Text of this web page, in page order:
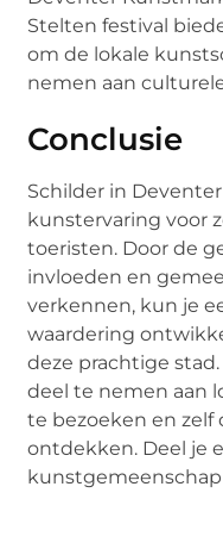
Stelten festival
om de lokale
nemen aan
Conclusie
Schilder in
kunstervaring voor
toeristen. Door de
invloeden en
verkennen, kun je
waardering
deze prachtige
deel te nemen aan
te bezoeken en
ontdekken. Deel je